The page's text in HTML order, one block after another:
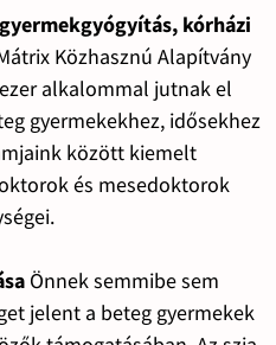
kórházi
Közhasznú Alapítvány
alkalommal jutnak el
gyermekekhez, idősekhez
között kiemelt
és mesedoktorok
Önnek semmibe sem
jelent a beteg gyermekek